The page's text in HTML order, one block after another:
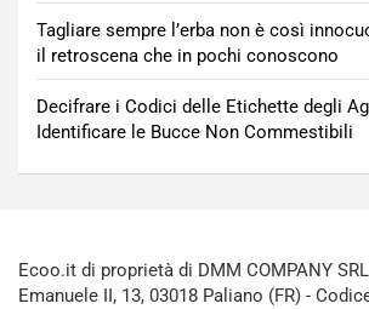
Tagliare sempre l’erba non è così
il retroscena che in pochi conoscono
Decifrare i Codici delle Etichette degli
Identificare le Bucce Non Commestibili
Ecoo.it di proprietà di DMM COMPANY
Emanuele II, 13, 03018 Paliano (FR) -